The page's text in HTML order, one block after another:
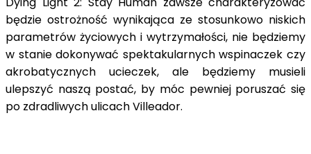
będzie ostrożność wynikająca ze stosunkowo niskich
parametrów życiowych i wytrzymałości, nie będziemy
w stanie dokonywać spektakularnych wspinaczek czy
akrobatycznych ucieczek, ale będziemy musieli
ulepszyć naszą postać, by móc pewniej poruszać się
po zdradliwych ulicach Villeador.